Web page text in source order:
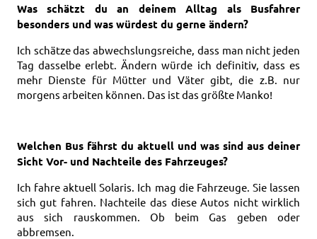
Was schätzt du an deinem Alltag als Busfahrer
besonders und was würdest du gerne ändern?
Ich schätze das abwechslungsreiche, dass man nicht jeden
Tag dasselbe erlebt. Ändern würde ich definitiv, dass es
mehr Dienste für Mütter und Väter gibt, die z.B. nur
morgens arbeiten können. Das ist das größte Manko!
Welchen Bus fährst du aktuell und was sind aus deiner
Sicht Vor- und Nachteile des Fahrzeuges?
Ich fahre aktuell Solaris. Ich mag die Fahrzeuge. Sie lassen
sich gut fahren. Nachteile das diese Autos nicht wirklich
aus sich rauskommen. Ob beim Gas geben oder
abbremsen.